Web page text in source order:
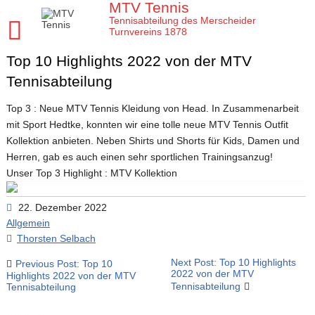
MTV Tennis
Tennisabteilung des Merscheider
Turnvereins 1878
Startseite MTV Tennis
Sponsoren
Verein
MTV Tennis Abteilungsleitung
Anleitungen und Infos
Vereinssatzung
Unsere Tennis Anlage
Chronik zu 40 Jahre MTV Tennisabteilung
Mitglied im MTV / Schnupperjahr / Begrüßung
Mannschaften
Damen
Damen 50 2026
Herren 1. Mannschaft
Herren 2. Mannschaft
Herren 40
Jugend
Jugendmannschaften im MTV
Bezirksmeisterschaften Jugend
Kreismeisterschaften Jugend
Stadtmeisterschaften Jugend
Meisterschaften
Clubmeisterschaften im MTV
Regeln für die Clubmeisterschaften
Medenspiele Sommer 2024
Das neue LK System seit 2020
Tennis Training im MTV
Tim
Moritz
Trainingskalender
Aktuelles
Presseartikel
Arbeitseinsatz im MTV
Top 10 Highlights 2022 von der MTV
Tennisabteilung
Top 3 : Neue MTV Tennis Kleidung von Head. In Zusammenarbeit
mit Sport Hedtke, konnten wir eine tolle neue MTV Tennis Outfit
Kollektion anbieten. Neben Shirts und Shorts für Kids, Damen und
Herren, gab es auch einen sehr sportlichen Trainingsanzug!
Unser Top 3 Highlight : MTV Kollektion
22. Dezember 2022
Allgemein
Thorsten Selbach
Beitragsnavigation
Previous Post: Top 10
Highlights 2022 von der MTV
Tennisabteilung
Next Post: Top 10 Highlights
2022 von der MTV
Tennisabteilung